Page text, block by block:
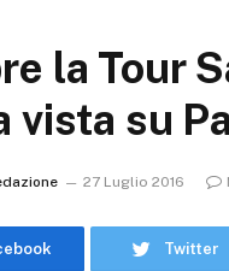
la Tour
vista su
27 Luglio 2016
Twitter